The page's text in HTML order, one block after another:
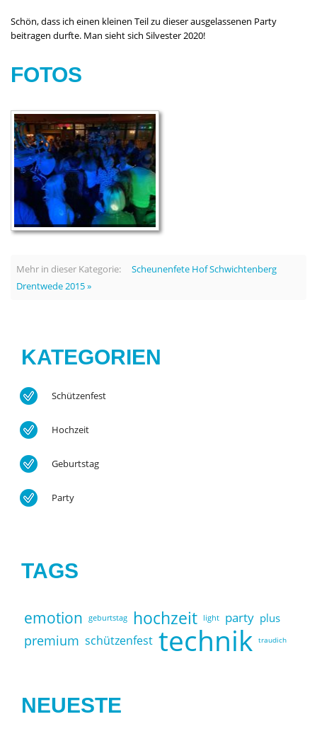
Schön, dass ich einen kleinen Teil zu dieser ausgelassenen Party
beitragen durfte. Man sieht sich Silvester 2020!
FOTOS
Mehr in dieser Kategorie:
Scheunenfete Hof Schwichtenberg
Drentwede 2015 »
KATEGORIEN
Schützenfest
Hochzeit
Geburtstag
Party
TAGS
emotion geburtstag hochzeit light party plus
premium schützenfest technik traudich
NEUESTE